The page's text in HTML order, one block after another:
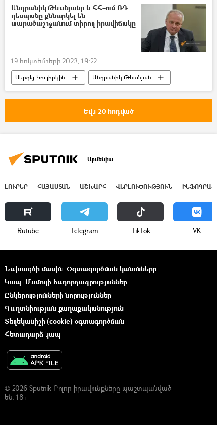
Սահման
Անդրանիկ Թևանյանը և ՀՀ–ում ՌԴ
դեսպանը քննարկել են
տարածաշրջանում տիրող իրավիճակը
19 հոկտեմբերի 2023, 19:22
Սերգեյ Կոպիրկին
Անդրանիկ Թևանյան
Ռուսաստան
Դեսպան
Հայաստան
Եվս 20 հոդված
Արմենիա
ԼՈՒՐԵՐ ՀԱՅԱՍՏԱՆ ԱՇԽԱՐՀ ՎԵՐԼՈՒԾՈՒԹՅՈՒՆ
Rutube Telegram ТikТоk VK
Նախագծի մասին Օգտագործման կանոնները
Կապ Մամուլի հաղորդագրություններ
Ընկերությունների նորություններ
Գաղտնիության քաղաքականություն
Տեղեկանիշի (cookie) օգտագործման
Հետադարձ կապ
© 2026 Sputnik Բոլոր իրավունքները պաշտպանված
են. 18+